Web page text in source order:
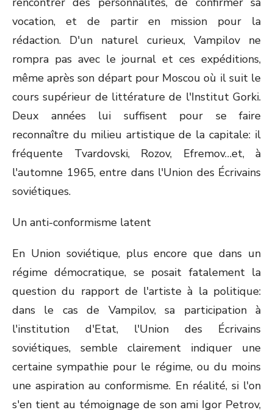
vocation, et de partir en mission pour la
rédaction. D'un naturel curieux, Vampilov ne
rompra pas avec le journal et ces expéditions,
même après son départ pour Moscou où il suit le
cours supérieur de littérature de l'Institut Gorki.
Deux années lui suffisent pour se faire
reconnaître du milieu artistique de la capitale: il
fréquente Tvardovski, Rozov, Efremov…et, à
l'automne 1965, entre dans l'Union des Écrivains
soviétiques.
Un anti-conformisme latent
En Union soviétique, plus encore que dans un
régime démocratique, se posait fatalement la
question du rapport de l'artiste à la politique:
dans le cas de Vampilov, sa participation à
l'institution d'Etat, l'Union des Écrivains
soviétiques, semble clairement indiquer une
certaine sympathie pour le régime, ou du moins
une aspiration au conformisme. En réalité, si l'on
s'en tient au témoignage de son ami Igor Petrov,